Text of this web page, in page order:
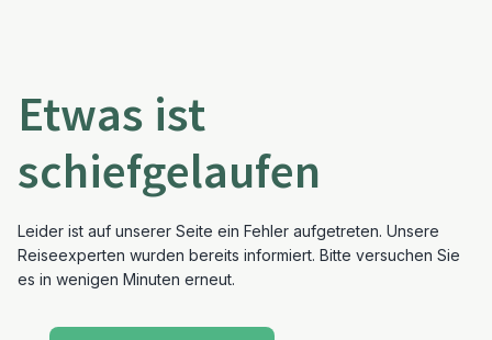
Etwas ist
schiefgelaufen
Leider ist auf unserer Seite ein Fehler aufgetreten. Unsere
Reiseexperten wurden bereits informiert. Bitte versuchen Sie
es in wenigen Minuten erneut.